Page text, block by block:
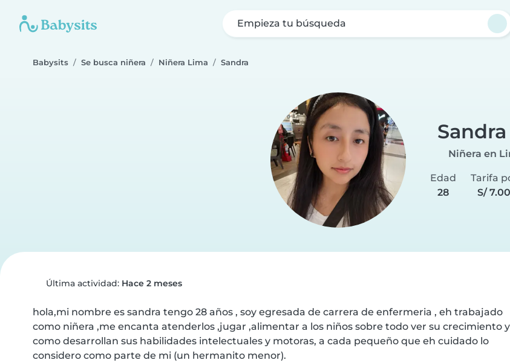
Empieza tu búsqueda
Babysits Se busca niñera Niñera Lima Sandra
Sandra
Niñera en
Edad
28
Tarifa
S/
Última actividad: Hace 2 meses
hola,mi nombre es sandra tengo 28 años , soy egresada de carrera de enfermeria , eh trabajado
como niñera ,me encanta atenderlos ,jugar ,alimentar a los niños sobre todo ver su crecimiento y
como desarrollan sus habilidades intelectuales y motoras, a cada pequeño que eh cuidado lo
considero como parte de mi (un hermanito menor).